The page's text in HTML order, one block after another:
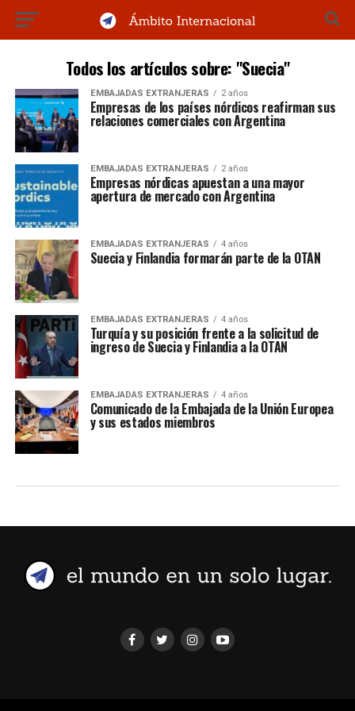
Todos los artículos sobre: "Suecia"
EMBAJADAS EXTRANJERAS 2 años
Empresas de los países nórdicos reafirman sus
relaciones comerciales con Argentina
EMBAJADAS EXTRANJERAS 2 años
Empresas nórdicas apuestan a una mayor
apertura de mercado con Argentina
EMBAJADAS EXTRANJERAS 4 años
Suecia y Finlandia formarán parte de la OTAN
EMBAJADAS EXTRANJERAS 4 años
Turquía y su posición frente a la solicitud de
ingreso de Suecia y Finlandia a la OTAN
EMBAJADAS EXTRANJERAS 4 años
Comunicado de la Embajada de la Unión Europea
y sus estados miembros